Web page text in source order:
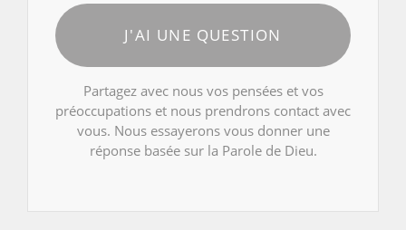
J'AI UNE QUESTION
Partagez avec nous vos pensées et vos
préoccupations et nous prendrons contact avec
vous. Nous essayerons vous donner une
réponse basée sur la Parole de Dieu.